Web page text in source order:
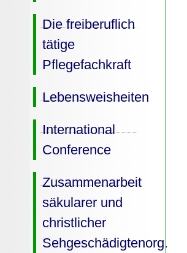
Die freiberuflich
tätige
Pflegefachkraft
Lebensweisheiten
International
Conference
Zusammenarbeit
säkularer und
christlicher
Sehgeschädigtenorg.